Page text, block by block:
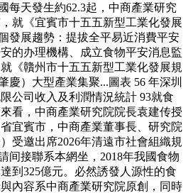
每天發生約62.3起，中商產業研究
就《宜賓市十五五新型工業化發展
發展趨勢：提拔全平易近消費平安
的办理機構、成立食物平安消息監
《贛州市十五五新型工業化發展規
慶）大型產業集聚...圖表 56 年深圳
公司收入及利潤情況統計 93就食
看，中商產業研究院院長袁建传授
宜賓市，中商產業董事長、研究院
受邀出席2026年清遠市社會組織規
间接聯系本網坐，2018年我國食物
到325億元。必然誘發人源性的食
內容系中商產業研究院原創，同時